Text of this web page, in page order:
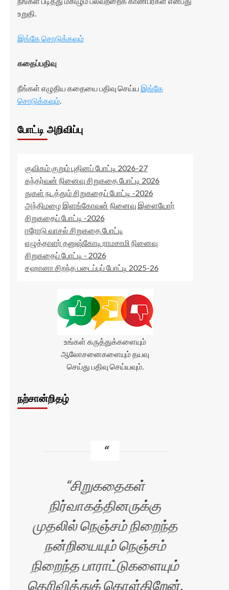
உறுதி.
இங்கே சொடுக்கவும்
கதைப்பதிவு
நீங்கள் எழுதிய கதையை பதிவு செய்ய இங்கே
சொடுக்கவும்.
போட்டி அறிவிப்பு
குவிகம் குறும் புதினப் போட்டி 2026-27
கந்தர்வன் நினைவு சிறுகதை போட்டி 2026
துகள் நடத்தும் சிறுகதைப் போட்டி -2026
அந்திமழை இளங்கோவன் நினைவு இளையோர்
சிறுகதைப் போட்டி -2026
ஈரோடு வாசல் சிறுகதை போட்டி
எழுத்தாளர் தனுஷ்கோடி ராமசாமி நினைவு
சிறுகதைப் போட்டி - 2026
சஹானா சிறந்த படைப்புப் போட்டி 2025-26
உங்கள் கருத்துக்களையும்
ஆலோசனைகளையும் தயவு
செய்து பதிவு செய்யவும்.
நற்சான்றிதழ்
சிறுகதைகள்
நிர்வாகத்தினருக்கு
முதலில் நெஞ்சம் நிறைந்த
நன்றியையும் நெஞ்சம்
நிறைந்த பாராட்டுகளையும்
தெரிவித்துக் கொள்கிறேன்.